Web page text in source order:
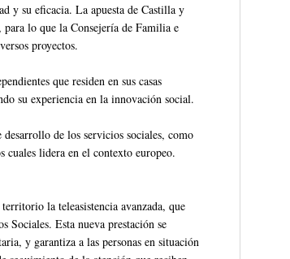
y su eficacia. La apuesta de Castilla y
lo que la Consejería de Familia e
proyectos.
que residen en sus casas
su experiencia en la innovación social.
de los servicios sociales, como
cuales lidera en el contexto europeo.
la teleasistencia avanzada, que
Sociales. Esta nueva prestación se
y garantiza a las personas en situación